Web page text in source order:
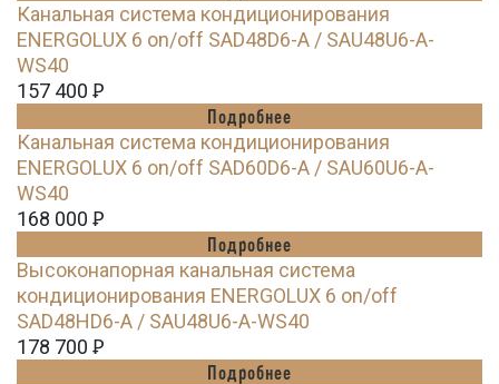
Канальная система кондиционирования
ENERGOLUX 6 on/off SAD48D6-A / SAU48U6-A-
WS40
157 400 Ꝑ
Подробнее
Канальная система кондиционирования
ENERGOLUX 6 on/off SAD60D6-A / SAU60U6-A-
WS40
168 000 Ꝑ
Подробнее
Высоконапорная канальная система
кондиционирования ENERGOLUX 6 on/off
SAD48HD6-A / SAU48U6-A-WS40
178 700 Ꝑ
Подробнее